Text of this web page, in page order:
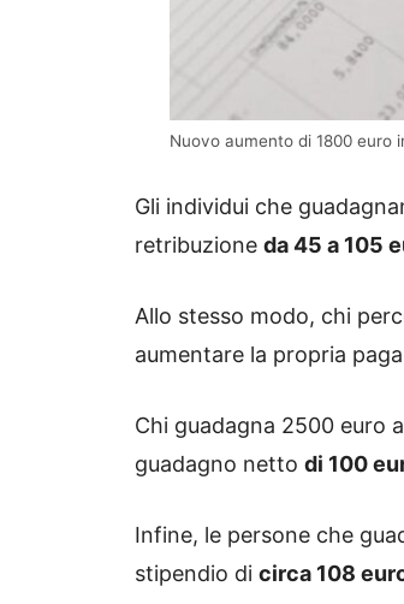
Nuovo aumento di 1800 euro
Gli individui che
retribuzione da 45 a 105
Allo stesso modo, chi
aumentare la propria
Chi guadagna 2500 euro
guadagno netto di 100
Infine, le persone che
stipendio di circa 108